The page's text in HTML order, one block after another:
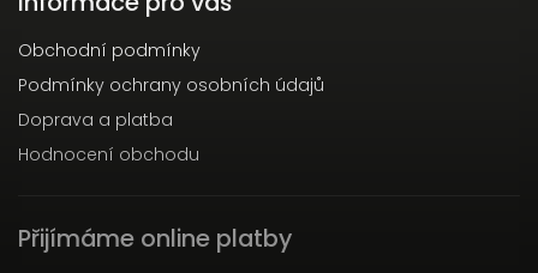
Obchodní podmínky
Podmínky ochrany osobních údajů
Doprava a platba
Hodnocení obchodu
Přijímáme online platby